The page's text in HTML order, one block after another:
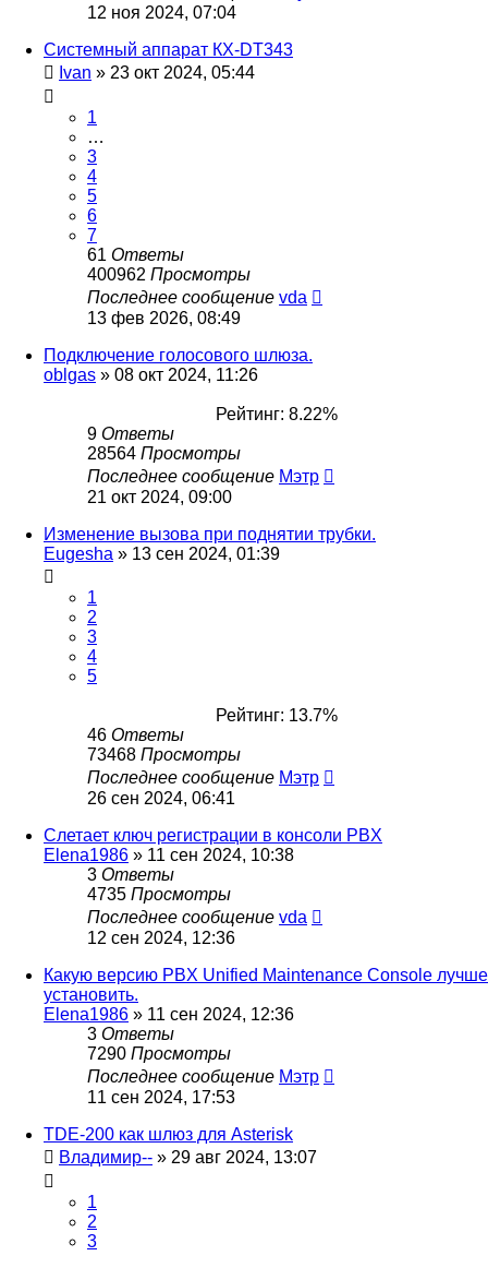
12 ноя 2024, 07:04
Системный аппарат КХ-DT343
Ivan » 23 окт 2024, 05:44
1
…
3
4
5
6
7
61 Ответы
400962 Просмотры
Последнее сообщение vda
13 фев 2026, 08:49
Подключение голосового шлюза.
oblgas » 08 окт 2024, 11:26
Рейтинг: 8.22%
9 Ответы
28564 Просмотры
Последнее сообщение Мэтр
21 окт 2024, 09:00
Изменение вызова при поднятии трубки.
Eugesha » 13 сен 2024, 01:39
1
2
3
4
5
Рейтинг: 13.7%
46 Ответы
73468 Просмотры
Последнее сообщение Мэтр
26 сен 2024, 06:41
Слетает ключ регистрации в консоли PBX
Elena1986 » 11 сен 2024, 10:38
3 Ответы
4735 Просмотры
Последнее сообщение vda
12 сен 2024, 12:36
Какую версию PBX Unified Maintenance Console лучше
установить.
Elena1986 » 11 сен 2024, 12:36
3 Ответы
7290 Просмотры
Последнее сообщение Мэтр
11 сен 2024, 17:53
TDE-200 как шлюз для Asterisk
Владимир-- » 29 авг 2024, 13:07
1
2
3